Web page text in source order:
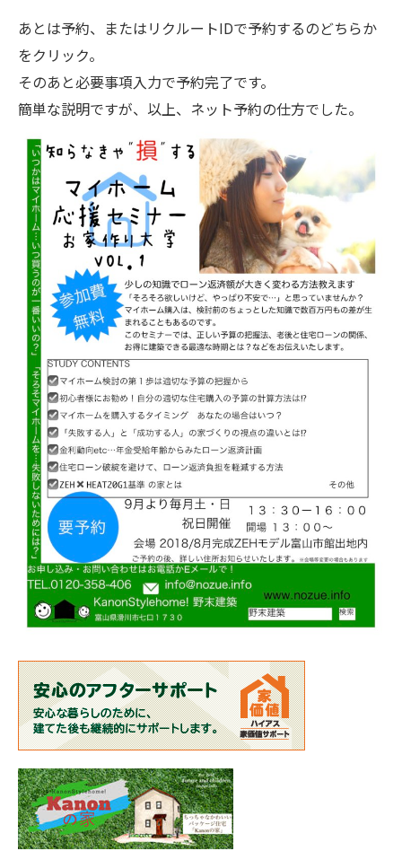
あとは予約、またはリクルートIDで予約するのどちらか
をクリック。
そのあと必要事項入力で予約完了です。
簡単な説明ですが、以上、ネット予約の仕方でした。